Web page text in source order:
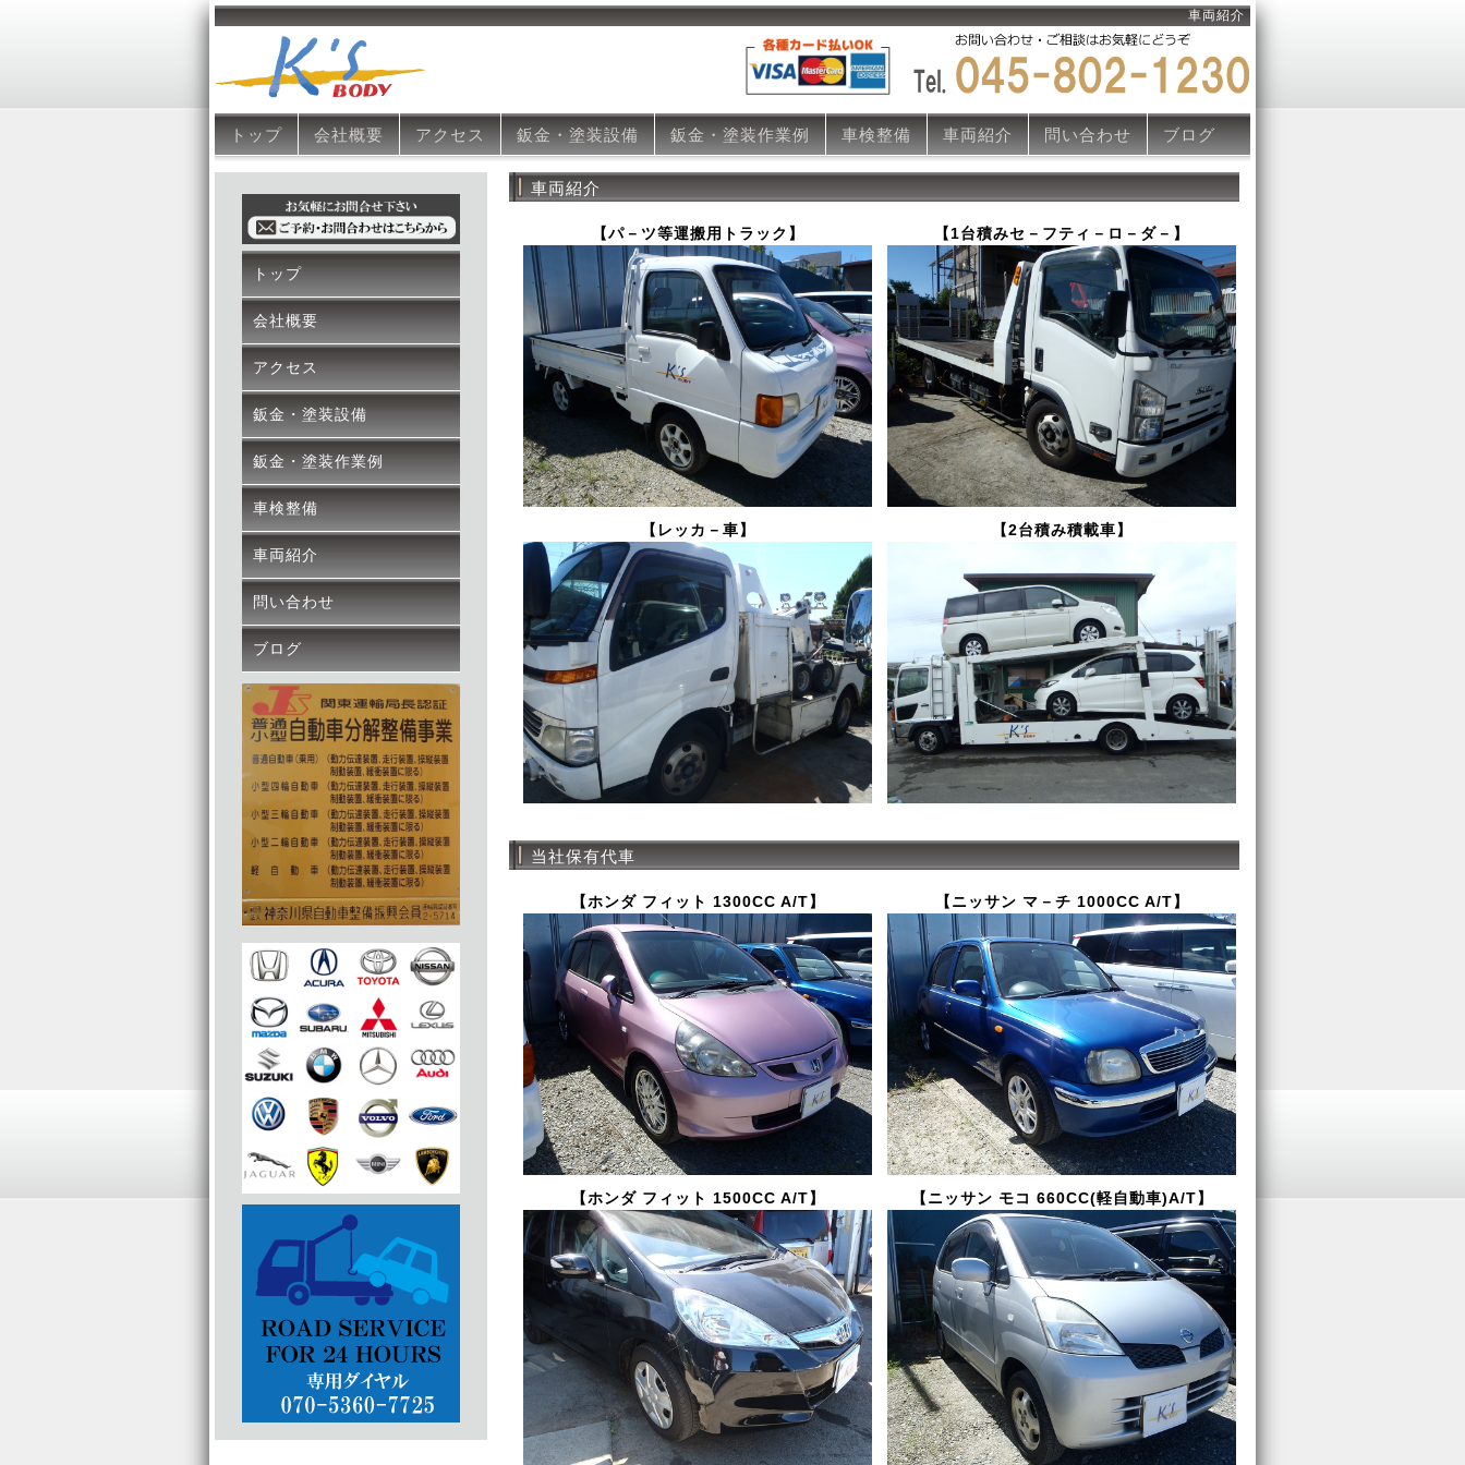
車両紹介
トップ 会社概要 アクセス 鈑金・塗装設備 鈑金・塗装作業例 車検整備 車両紹介 問い合わせ ブログ
トップ
会社概要
アクセス
鈑金・塗装設備
鈑金・塗装作業例
車検整備
車両紹介
問い合わせ
ブログ
車両紹介
【パ－ツ等運搬用トラック】 【1台積みセ－フティ－ロ－ダ－】
【レッカ－車】 【2台積み積載車】
当社保有代車
【ホンダ フィット 1300CC A/T】 【ニッサン マ－チ 1000CC A/T】
【ホンダ フィット 1500CC A/T】 【ニッサン モコ 660CC(軽自動車)A/T】